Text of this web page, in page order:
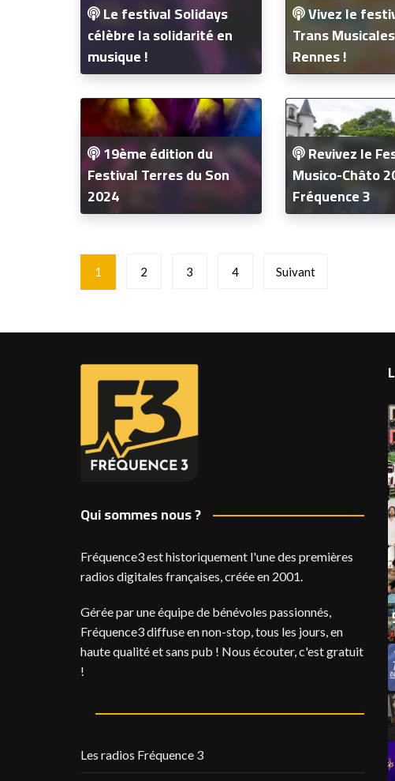
Le festival Solidays
célèbre la solidarité en
musique !
Vivez le
Trans
Rennes !
19ème édition du
Festival Terres du Son
2024
Revivez le
Musico-Châto
Fréquence 3
Pagination
des
publications
1 2 3 4 Suivant
Qui sommes nous ?
Fréquence3 est historiquement l'une des premières
radios digitales françaises, créée en 2001.
Gérée par une équipe de bénévoles passionnés,
Fréquence3 diffuse en non-stop, tous les jours, en
haute qualité et sans pub ! Nous écouter, c'est gratuit
!
Les radios Fréquence 3